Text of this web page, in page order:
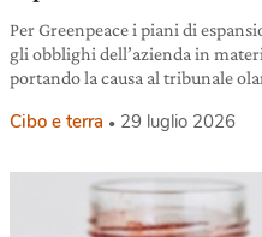
Per Greenpeace i piani di
gli obblighi dell’azienda in
portando la causa al tribunale
Cibo e terra 29 luglio 2026